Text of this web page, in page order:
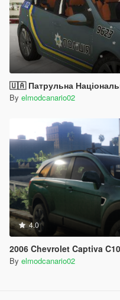
🇺🇦 Патрульна Національної Поліція України
By elmodcanario02
4.0
2006 Chevrolet Captiva C100 (Civilian/police unmarked NO
By elmodcanario02